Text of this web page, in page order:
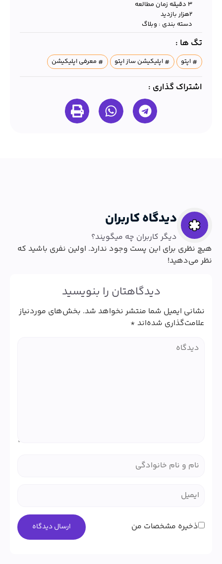
3 دقیقه زمان مطالعه
۲هزار بازدید
دسته بندی : وبلاگ
تگ ها :
اپتو اپلیکیشن ساز اپتو معرفی اپلیکیشن
اشتراک گذاری :
دیدگاه کاربران
دیگر کاربران چه میگویند؟
هیچ نظری برای این پست وجود ندارد. اولین نفری باشید که
نظر می‌دهید!
دیدگاهتان را بنویسید
نشانی ایمیل شما منتشر نخواهد شد. بخش‌های موردنیاز
علامت‌گذاری شده‌اند *
ذخیره مشخصات من